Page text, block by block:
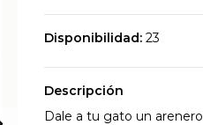
Disponibilidad: 23
Descripción
Dale a tu gato un arenero